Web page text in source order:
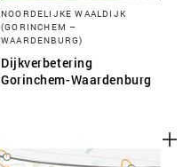
NOORDELIJKE WAALDIJK
(GORINCHEM –
WAARDENBURG)
Dijkverbetering
Gorinchem-Waardenburg